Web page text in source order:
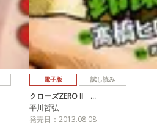
電子版 試し読み
クローズZERO II …
平川哲弘
発売日：2013.08.08